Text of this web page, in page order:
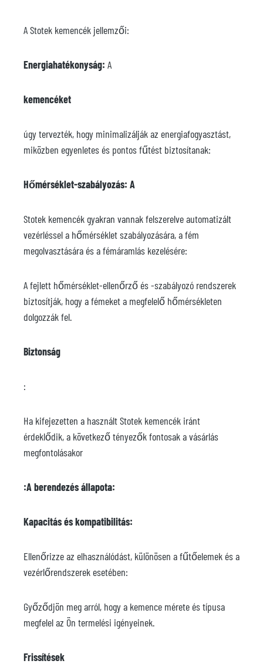
A Stotek kemencék jellemzői:
Energiahatékonyság: A
kemencéket
úgy tervezték, hogy minimalizálják az energiafogyasztást,
miközben egyenletes és pontos fűtést biztosítanak:
Hőmérséklet-szabályozás: A
Stotek kemencék gyakran vannak felszerelve automatizált
vezérléssel a hőmérséklet szabályozására, a fém
megolvasztására és a fémáramlás kezelésére:
A fejlett hőmérséklet-ellenőrző és -szabályozó rendszerek
biztosítják, hogy a fémeket a megfelelő hőmérsékleten
dolgozzák fel.
Biztonság
:
Ha kifejezetten a használt Stotek kemencék iránt
érdeklődik, a következő tényezők fontosak a vásárlás
megfontolásakor
:A berendezés állapota:
Kapacitás és kompatibilitás:
Ellenőrizze az elhasználódást, különösen a fűtőelemek és a
vezérlőrendszerek esetében:
Győződjön meg arról, hogy a kemence mérete és típusa
megfelel az Ön termelési igényeinek.
Frissítések